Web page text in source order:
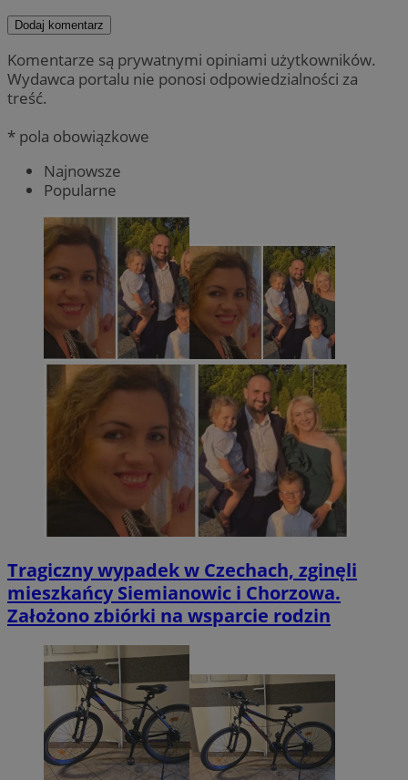
Dodaj komentarz
Komentarze są prywatnymi opiniami użytkowników.
Wydawca portalu nie ponosi odpowiedzialności za
treść.
* pola obowiązkowe
Najnowsze
Popularne
Tragiczny wypadek w Czechach, zginęli
mieszkańcy Siemianowic i Chorzowa.
Założono zbiórki na wsparcie rodzin